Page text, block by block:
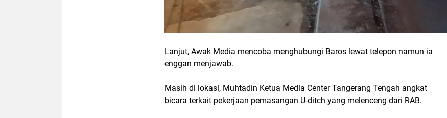
Lanjut, Awak Media mencoba menghubungi Baros lewat telepon namun ia
enggan menjawab.
Masih di lokasi, Muhtadin Ketua Media Center Tangerang Tengah angkat
bicara terkait pekerjaan pemasangan U-ditch yang melenceng dari RAB.